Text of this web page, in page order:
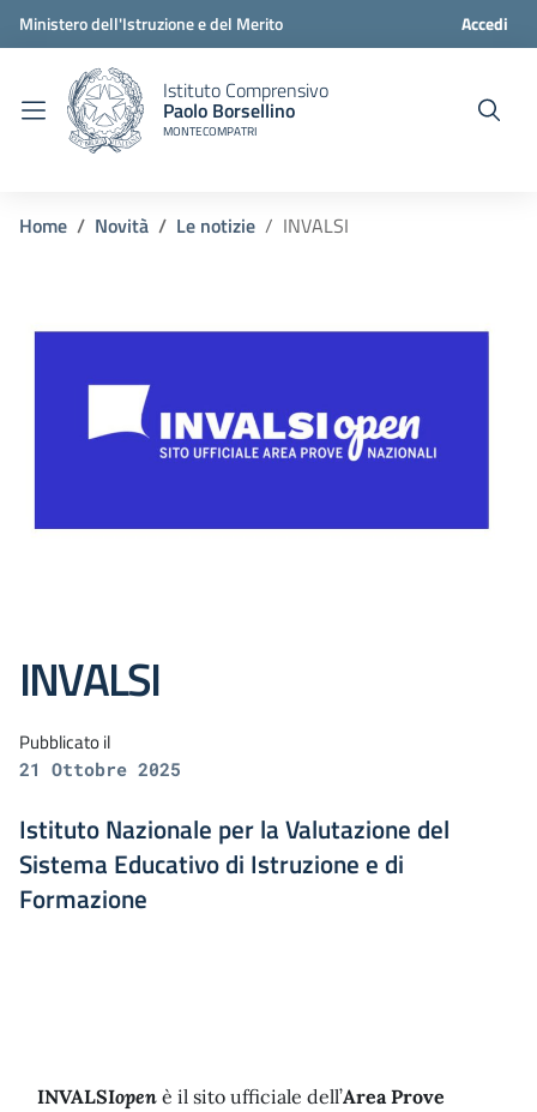
Ministero dell'Istruzione e del Merito Accedi
Istituto Comprensivo
Paolo Borsellino
MONTECOMPATRI
Home Novità Le notizie INVALSI
INVALSI
Pubblicato il
21 Ottobre 2025
Istituto Nazionale per la Valutazione del
Sistema Educativo di Istruzione e di
Formazione
INVALSIopen è il sito ufficiale dell’Area Prove